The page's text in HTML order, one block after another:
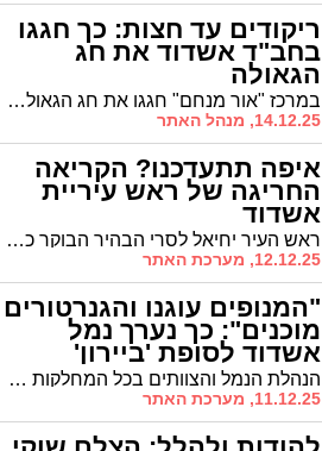
ריקודים עד חצות: כך חגגו
בחב"ד אשדוד את חג
הגאולה
במרכז "אור מנחם" חגגו את חג הגאולה יט' כסלו: התוועדות שירה וריקודים עד לשעות לתוך הלילה || אביו של החטוף יוסף חיים אוחנה ריתק את המשתתפים בניסים שעבר בנו במנהרות בעזה. וַאֲנִי אֶבְטַח בָּךְ
14.12.25, מנהל האתר
איפה תתעדכנו? הקריאה
החריגה של ראש עיריית
אשדוד
ראש העיר יחיאל לסרי הבהיר הבוקר כי העירייה ממשיכה לפעול בכוננות רמה 3 גם הבוקר, עוקבת אחר התחזיות ונערכת בהתאם. "אני מבקש מהתושבים לשמור על עירנות, לנהוג בזהירות ולהתעדכן רק בערוצים הרשמיים"
12.12.25, מערכת האתר
"המנופים עוגנו והגנרטורים
מוכנים": כך נערך נמל
אשדוד לסופת 'ביירון'
הנהלת הנמל והצוותים בכל המחלקות ערכו היערכות לוגיסטית ובטיחותית נרחבת, כולל הכנות בנמל עצמו ובסביבתו, כדי להבטיח המשך תפעול סדיר ככל האפשר ומניעת נזקים. צוותי התחזוקה והחירום של הנמל נמצאים בכוננות שיא ומוכנים לפעול בכל אירוע.
11.12.25, מערכת האתר